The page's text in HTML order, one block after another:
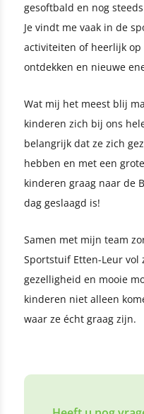
gesoftbald en nog
Je vindt me vaak in de
activiteiten of heerlijk
ontdekken en nieuwe
Wat mij het meest blij
kinderen zich bij ons
belangrijk dat ze zich
hebben en met een
kinderen graag naar de
dag geslaagd is!
Samen met mijn team
Sportstuif Etten-Leur
gezelligheid en mooie
kinderen niet alleen
waar ze écht graag zijn.